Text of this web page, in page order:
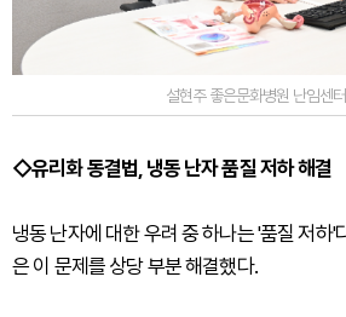
설현주 좋은문화병원 난임센
◇유리화 동결법, 냉동 난자 품질 저하 해결
냉동 난자에 대한 우려 중 하나는 '품질 저하'
은 이 문제를 상당 부분 해결했다.